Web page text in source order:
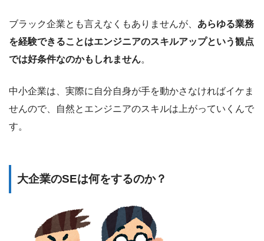
ブラック企業とも言えなくもありませんが、 あらゆる業務
を経験できることはエンジニアのスキルアップという観点
では好条件なのかもしれません。
中小企業は、実際に自分自身が手を動かさなければイケま
せんので、自然とエンジニアのスキルは上がっていくんで
す。
大企業のSEは何をするのか？